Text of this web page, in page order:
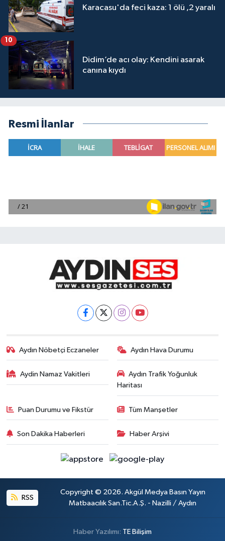
Karacasu'da feci kaza: 1 ölü ,2 yaralı
Didim’de acı olay: Kendini asarak
canına kıydı
10
Resmi İlanlar
Aydın Nöbetçi Eczaneler Aydın Hava Durumu
Aydin Namaz Vakitleri
Aydın Trafik Yoğunluk
Haritası
Puan Durumu ve Fikstür Tüm Manşetler
Son Dakika Haberleri Haber Arşivi
RSS
Copyright © 2026. Akgül Medya Basın Yayın
Matbaacılık San.Tic.A.Ş. - Nazilli / Aydın
Haber Yazılımı: TE Bilişim